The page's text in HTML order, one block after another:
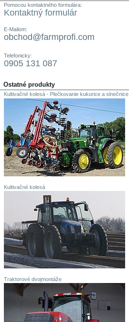
Pomocou kontaktného formulára:
Kontaktný formulár
E-Mailom:
obchod@farmprofi.com
Telefonicky:
0905 131 087
Ostatné produkty
Kultivačné kolesá - Plečkovanie kukurice a slnečnice
Kultivačné kolesá
Traktorové dvojmontáže